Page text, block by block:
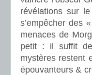
révélations sur
s’empêcher des
menaces de
petit : il suffit de
mystères restent
épouvanteurs &